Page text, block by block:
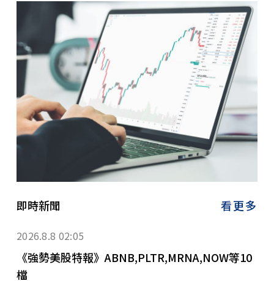
即時新聞 看更多
2026.8.8 02:05
《強勢美股特報》ABNB,PLTR,MRNA,NOW等10
檔